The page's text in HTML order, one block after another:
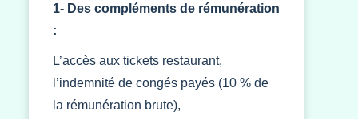
1- Des compléments de rémunération
:
L’accès aux tickets restaurant,
l’indemnité de congés payés (10 % de
la rémunération brute),